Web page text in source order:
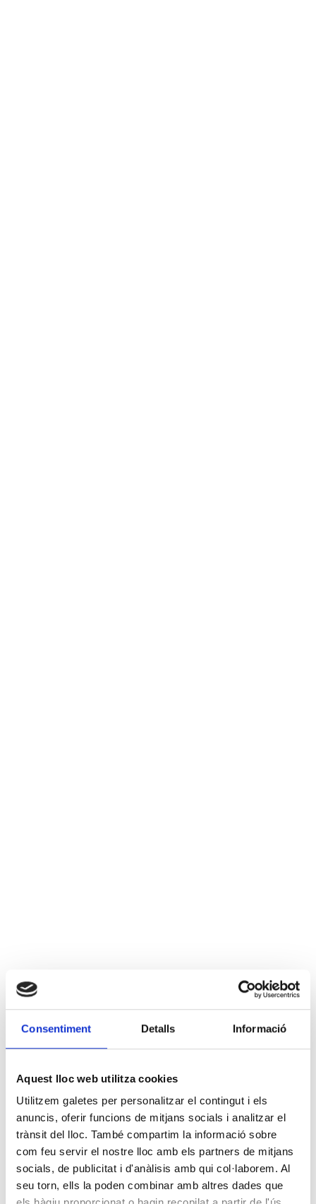
Consentiment Detalls Informació
Aquest lloc web utilitza cookies
Utilitzem galetes per personalitzar el contingut i els
anuncis, oferir funcions de mitjans socials i analitzar el
trànsit del lloc. També compartim la informació sobre
com feu servir el nostre lloc amb els partners de mitjans
socials, de publicitat i d'anàlisis amb qui col·laborem. Al
seu torn, ells la poden combinar amb altres dades que